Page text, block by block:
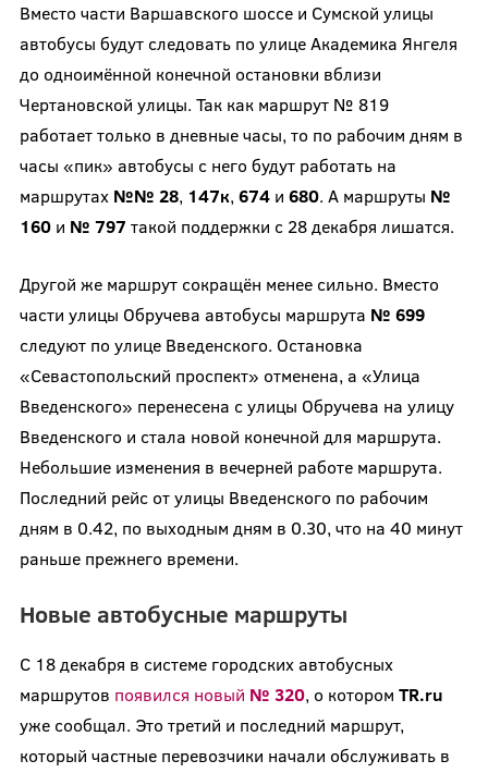
Вместо части Варшавского шоссе и Сумской улицы
автобусы будут следовать по улице Академика Янгеля
до одноимённой конечной остановки вблизи
Чертановской улицы. Так как маршрут № 819
работает только в дневные часы, то по рабочим дням в
часы «пик» автобусы с него будут работать на
маршрутах №№ 28, 147к, 674и 680. А маршруты №
160и № 797 такой поддержки с 28 декабря лишатся.
Другой же маршрут сокращён менее сильно. Вместо
части улицы Обручева автобусы маршрута № 699
следуют по улице Введенского. Остановка
«Севастопольский проспект» отменена, а «Улица
Введенского» перенесена с улицы Обручева на улицу
Введенского и стала новой конечной для маршрута.
Небольшие изменения в вечерней работе маршрута.
Последний рейс от улицы Введенского по рабочим
дням в 0.42, по выходным дням в 0.30, что на 40 минут
раньше прежнего времени.
Новые автобусные маршруты
С 18 декабря в системе городских автобусных
маршрутов появился новый № 320, о котором TR.ru
уже сообщал. Это третий и последний маршрут,
который частные перевозчики начали обслуживать в